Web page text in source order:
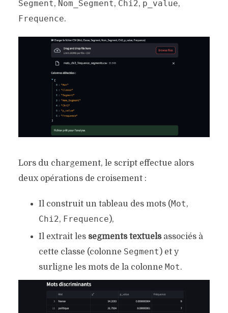
Segment, Nom_Segment, Chi2, p_value,
Frequence.
Lors du chargement, le script effectue alors
deux opérations de croisement :
Il construit un tableau des mots (Mot,
Chi2, Frequence),
Il extrait les segments textuelsassociés à
cette classe (colonne Segment ) et y
surligne les mots de la colonne Mot.